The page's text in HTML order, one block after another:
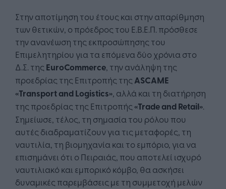
Στην αποτίμηση του έτους και στην απαρίθμηση
των θετικών, ο πρόεδρος του Ε.Β.Ε.Π. πρόσθεσε
την ανανέωση της εκπροσώπησης του
Επιμελητηρίου για τα επόμενα δύο χρόνια στο
Δ.Σ. της EuroCommerce, την ανάληψη της
προεδρίας της Επιτροπής της ASCAME
«TransportandLogistics», αλλά και τη διατήρηση
της προεδρίας της Επιτροπής «TradeandRetail».
Σημείωσε, τέλος, τη σημασία του ρόλου που
αυτές διαδραματίζουν για τις μεταφορές, τη
ναυτιλία, τη βιομηχανία και το εμπόριο, για να
επισημάνει ότι ο Πειραιάς, που αποτελεί ισχυρό
ναυτιλιακό και εμπορικό κόμβο, θα ασκήσει
δυναμικές παρεμβάσεις με τη συμμετοχή μελών